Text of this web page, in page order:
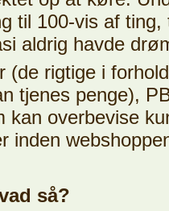
til 100-vis af
aldrig havde
(de rigtige i
tjenes penge),
kan overbevise
inden
så?